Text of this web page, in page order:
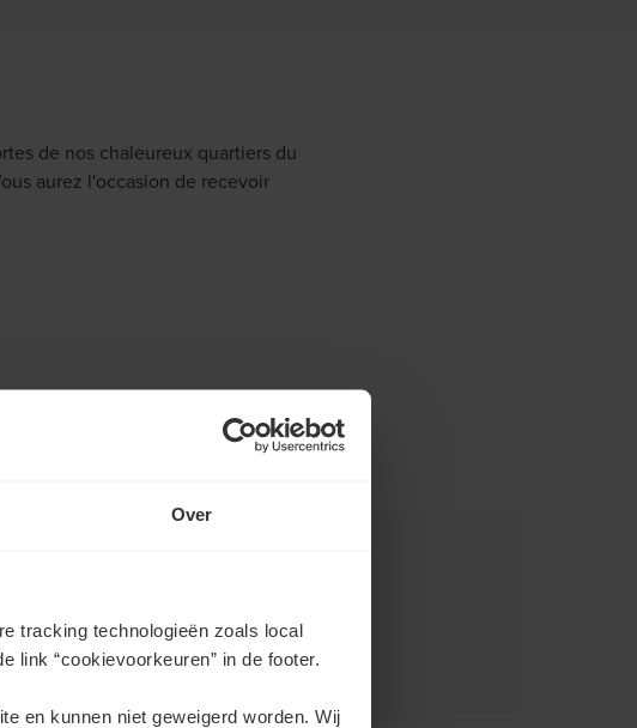
Over
tracking technologieën zoals local
link “cookievoorkeuren” in de footer.
en kunnen niet geweigerd worden. Wij
de nos chaleureux quartiers du
aurez l'occasion de recevoir
98